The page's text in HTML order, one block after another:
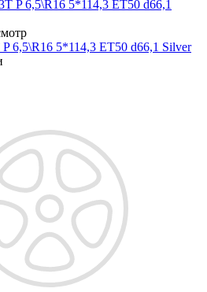
6,5\R16 5*114,3 ET50 d66,1 Silver